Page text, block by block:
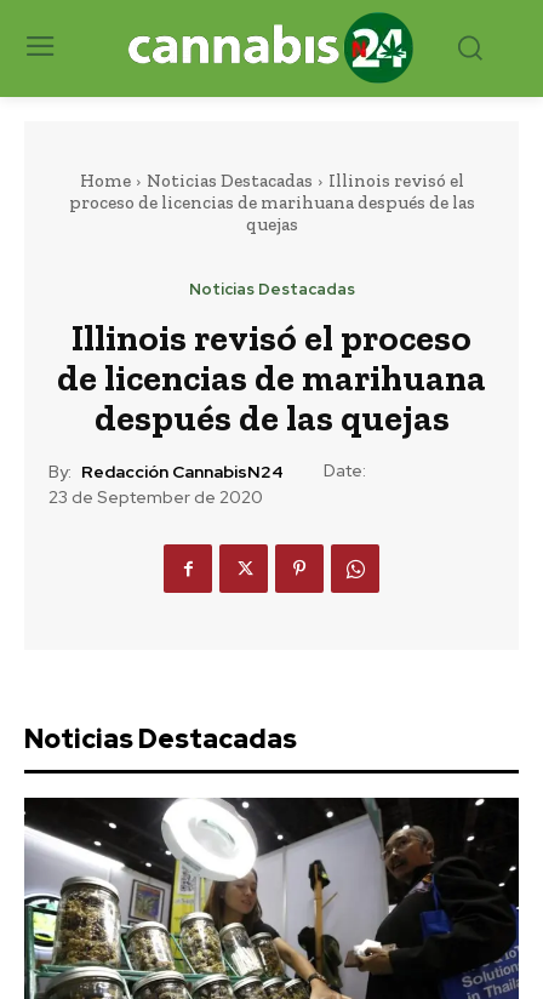
Home Noticias Destacadas
Illinois revisó el
proceso de licencias de marihuana después de las
quejas
Noticias Destacadas
Illinois revisó el proceso
de licencias de marihuana
después de las quejas
By: Redacción CannabisN24
Date:
23 de September de 2020
Noticias Destacadas